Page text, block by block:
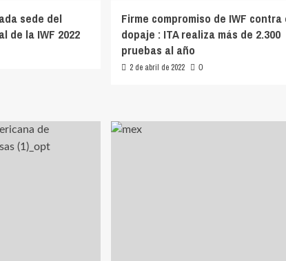
sede del
de la IWF 2022
Firme compromiso de IWF contra
dopaje : ITA realiza más de 2.300
pruebas al año
2 de abril de 2022 0